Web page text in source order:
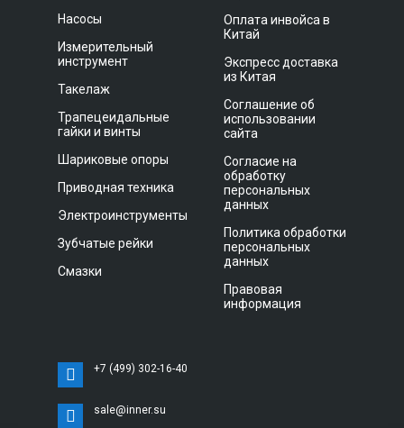
Насосы
Измерительный
инструмент
Такелаж
Трапецеидальные
гайки и винты
Шариковые опоры
Приводная техника
Электроинструменты
Зубчатые рейки
Смазки
Оплата инвойса в
Китай
Экспресс доставка
из Китая
Соглашение об
использовании
сайта
Согласие на
обработку
персональных
данных
Политика обработки
персональных
данных
Правовая
информация
+7 (499) 302-16-40
sale@inner.su